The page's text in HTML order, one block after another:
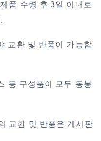
품 수령 후 3일 이내로
교환 및 반품이 가능합
등 구성품이 모두 동봉
교환 및 반품은 게시판